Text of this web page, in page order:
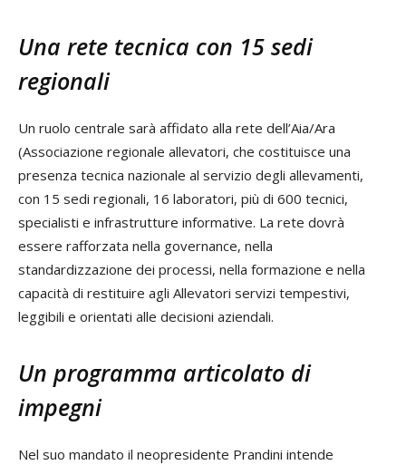
Una rete tecnica con 15 sedi
regionali
Un ruolo centrale sarà affidato alla rete dell’Aia/Ara
(Associazione regionale allevatori, che costituisce una
presenza tecnica nazionale al servizio degli allevamenti,
con 15 sedi regionali, 16 laboratori, più di 600 tecnici,
specialisti e infrastrutture informative. La rete dovrà
essere rafforzata nella governance, nella
standardizzazione dei processi, nella formazione e nella
capacità di restituire agli Allevatori servizi tempestivi,
leggibili e orientati alle decisioni aziendali.
Un programma articolato di
impegni
Nel suo mandato il neopresidente Prandini intende